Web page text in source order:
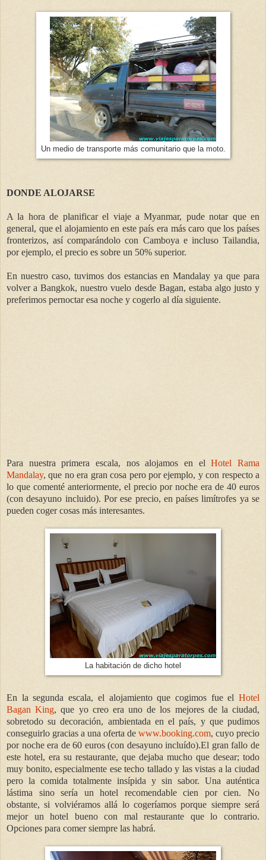
Un medio de transporte más comunitario que la moto.
DONDE ALOJARSE
A la hora de planificar el viaje a Myanmar, pude notar que en
general, que el alojamiento en este país era más caro que los países
fronterizos, así comparándolo con Camboya e incluso Tailandia,
por ejemplo, el precio es sobre un 50% superior.
En nuestro caso, tuvimos dos estancias en Mandalay ya que para
volver a Bangkok, nuestro vuelo desde Bagan, estaba algo justo y
preferimos pernoctar esa noche y cogerlo al día siguiente.
Para nuestra primera escala, nos alojamos en elHotel Rama
Mandalay, que no era gran cosa pero por ejemplo, y con respecto a
lo que comenté anteriormente, el precio por noche era de 40 euros
(con desayuno incluido). Por ese precio, en países limítrofes ya se
pueden coger cosas más interesantes.
La habitación de dicho hotel
En la segunda escala, el alojamiento que cogimos fue el Hotel
Bagan King, que yo creo era uno de los mejores de la ciudad,
sobretodo su decoración, ambientada en el país, y que pudimos
conseguirlo gracias a una oferta de www.booking.com, cuyo precio
por noche era de 60 euros (con desayuno incluído).El gran fallo de
este hotel, era su restaurante, que dejaba mucho que desear; todo
muy bonito, especialmente ese techo tallado y las vistas a la ciudad
pero la comida totalmente insípida y sin sabor. Una auténtica
lástima sino sería un hotel recomendable cien por cien. No
obstante, si volviéramos allá lo cogeríamos porque siempre será
mejor un hotel bueno con mal restaurante que lo contrario.
Opciones para comer siempre las habrá.